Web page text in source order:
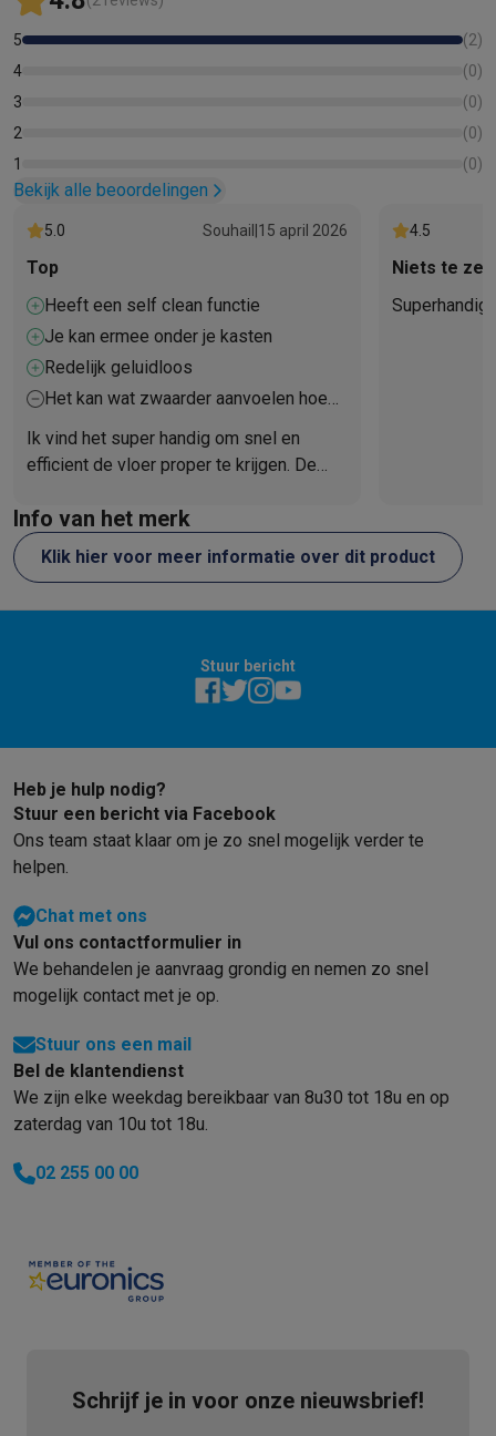
5 (2)
4
(0)
3
(0)
2
(0)
1
(0)
Bekijk alle beoordelingen
5.0 Souhail 15 april 2026
Top
Heeft een self clean functie
Je kan ermee onder je kasten
Redelijk geluidloos
Het kan wat zwaarder aanvoelen hoe
neem ik er graag bij.
Ik vind het super handig om snel en
efficient de vloer proper te krijgen. De
neemt dan ook een stukje onderhoud
weg die je anders zelf moest doen.
4.5
Niets te
Superhandig
Info van het merk
Klik hier voor meer informatie over dit product
Stuur bericht
Heb je hulp nodig?
Stuur een bericht via Facebook
Ons team staat klaar om je zo snel mogelijk verder te
helpen.
Chat met ons
Vul ons contactformulier in
We behandelen je aanvraag grondig en nemen zo snel
mogelijk contact met je op.
Stuur ons een mail
Bel de klantendienst
We zijn elke weekdag bereikbaar van 8u30 tot 18u en op
zaterdag van 10u tot 18u.
02 255 00 00
Schrijf je in voor onze nieuwsbrief!